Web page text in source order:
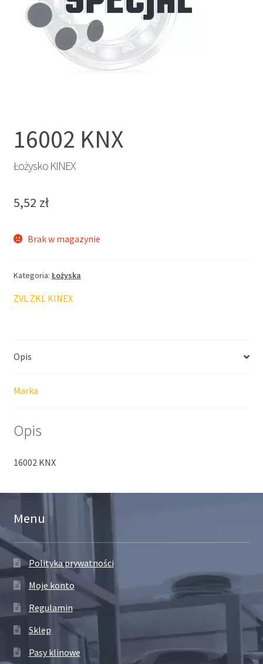
16002 KNX
Łożysko KINEX
5,52 zł
Brak w magazynie
Kategoria: Łożyska
ZVL ZKL KINEX
Opis
Marka
Opis
16002 KNX
Menu
Polityka prywatności
Moje konto
Regulamin
Sklep
Pasy klinowe